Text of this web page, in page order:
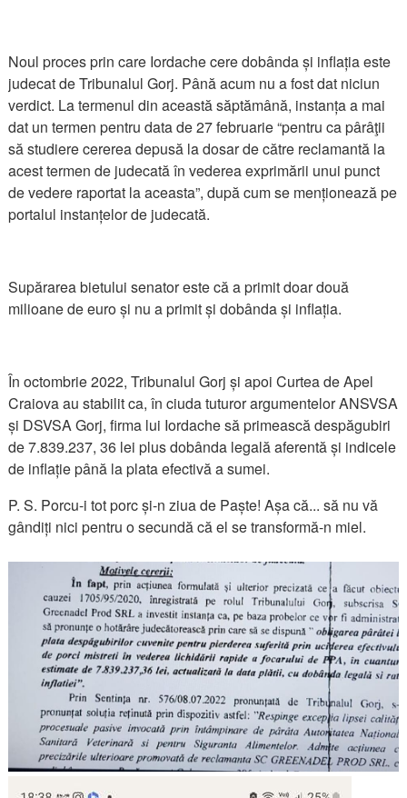
Noul proces prin care Iordache cere dobânda și inflația este
judecat de Tribunalul Gorj. Până acum nu a fost dat niciun
verdict. La termenul din această săptămână, instanța a mai
dat un termen pentru data de 27 februarie “pentru ca pârâţii
să studiere cererea depusă la dosar de către reclamantă la
acest termen de judecată în vederea exprimării unui punct
de vedere raportat la aceasta”, după cum se menționează pe
portalul instanțelor de judecată.
Supărarea bietului senator este că a primit doar două
milioane de euro și nu a primit și dobânda și inflația.
În octombrie 2022, Tribunalul Gorj și apoi Curtea de Apel
Craiova au stabilit ca, în ciuda tuturor argumentelor ANSVSA
și DSVSA Gorj, firma lui Iordache să primească despăgubiri
de 7.839.237, 36 lei plus dobânda legală aferentă și indicele
de inflație până la plata efectivă a sumei.
P. S. Porcu-i tot porc și-n ziua de Paște! Așa că... să nu vă
gândiți nici pentru o secundă că el se transformă-n miel.